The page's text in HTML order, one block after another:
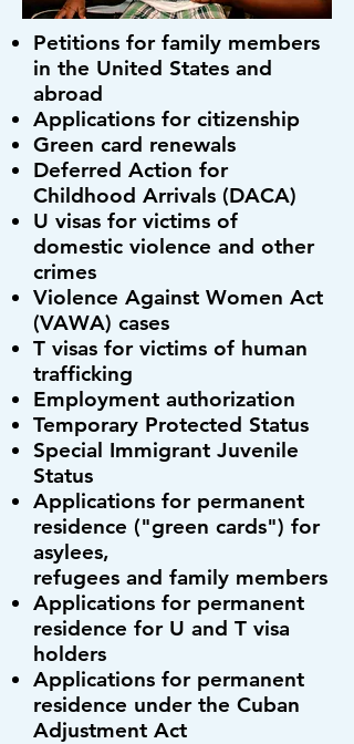
Petitions for family members
in the United States and
abroad
Applications for citizenship
Green card renewals
Deferred Action for
Childhood Arrivals (DACA)
U visas for victims of
domestic violence and other
crimes
Violence Against Women Act
(VAWA) cases
T visas for victims of human
trafficking
Employment authorization
Temporary Protected Status
Special Immigrant Juvenile
Status
Applications for permanent
residence ("green cards") for
asylees,
refugees and family members
Applications for permanent
residence for U and T visa
holders
Applications for permanent
residence under the Cuban
Adjustment Act